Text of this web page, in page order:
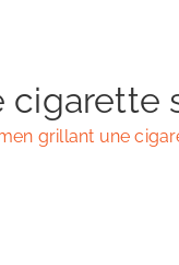
cigarette
grillant une